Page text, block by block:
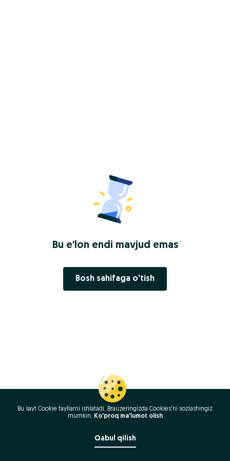
Bu e'lon endi mavjud emas
Bosh sahifaga o'tish
Bu sayt Cookie fayllarni ishlatadi. Brauzeringizda Cookies'ni sozlashingiz
mumkin. Ko'proq ma'lumot olish
Qabul qilish